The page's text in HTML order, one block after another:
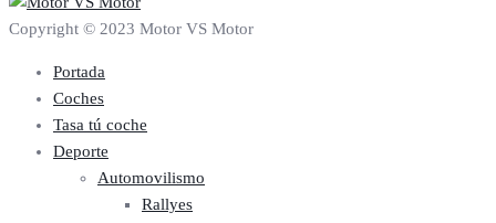
Copyright © 2023 Motor VS Motor
Portada
Coches
Tasa tú coche
Deporte
Automovilismo
Rallyes